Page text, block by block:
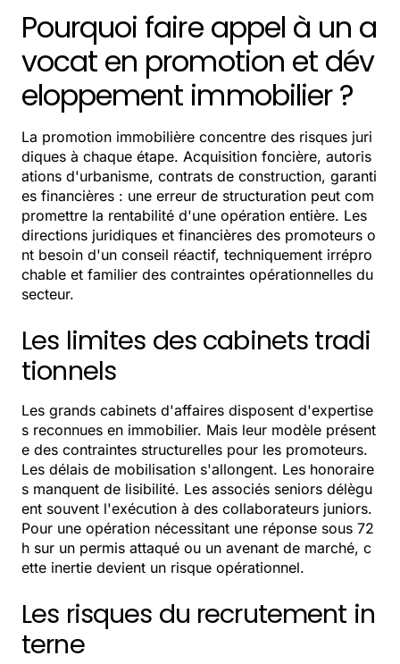
Pourquoi faire appel à un a
vocat en promotion et dév
eloppement immobilier ?
La promotion immobilière concentre des risques juri
diques à chaque étape. Acquisition foncière, autoris
ations d'urbanisme, contrats de construction, garanti
es financières : une erreur de structuration peut com
promettre la rentabilité d'une opération entière. Les
directions juridiques et financières des promoteurs o
nt besoin d'un conseil réactif, techniquement irrépro
chable et familier des contraintes opérationnelles du
secteur.
Les limites des cabinets tradi
tionnels
Les grands cabinets d'affaires disposent d'expertise
s reconnues en immobilier. Mais leur modèle présent
e des contraintes structurelles pour les promoteurs.
Les délais de mobilisation s'allongent. Les honoraire
s manquent de lisibilité. Les associés seniors délègu
ent souvent l'exécution à des collaborateurs juniors.
Pour une opération nécessitant une réponse sous 72
h sur un permis attaqué ou un avenant de marché, c
ette inertie devient un risque opérationnel.
Les risques du recrutement in
terne